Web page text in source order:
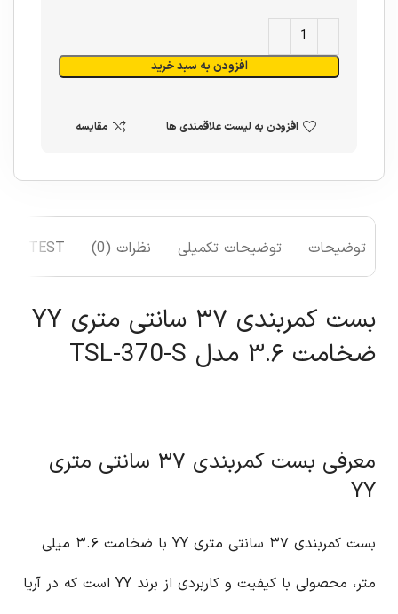
افزودن به سبد خرید
افزودن به لیست علاقمندی ها مقایسه
توضیحات توضیحات تکمیلی نظرات (0) TEST
بست کمربندی ۳۷ سانتی متری YY
ضخامت ۳.۶ مدل TSL-370-S
معرفی بست کمربندی ۳۷ سانتی متری
YY
بست کمربندی ۳۷ سانتی متری YY با ضخامت ۳.۶ میلی
متر، محصولی با کیفیت و کاربردی از برند YY است که در آریا